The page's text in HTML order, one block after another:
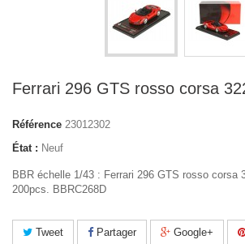
Ferrari 296 GTS rosso corsa
Référence 23012302
État : Neuf
BBR échelle 1/43 : Ferrari 296 GTS rosso corsa
200pcs. BBRC268D
Tweet Partager Google+